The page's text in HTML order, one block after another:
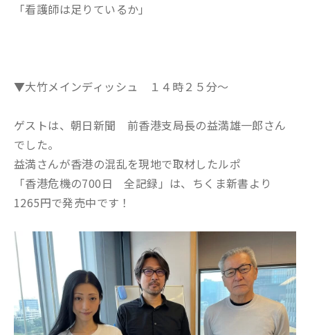
「看護師は足りているか」
▼大竹メインディッシュ １４時２５分～
ゲストは、朝日新聞 前香港支局長の益満雄一郎さん
でした。
益満さんが香港の混乱を現地で取材したルポ
「香港危機の700日 全記録」は、ちくま新書より
1265円で発売中です！